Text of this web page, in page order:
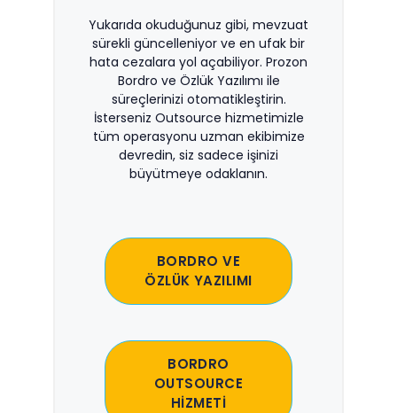
Yukarıda okuduğunuz gibi, mevzuat
sürekli güncelleniyor ve en ufak bir
hata cezalara yol açabiliyor. Prozon
Bordro ve Özlük Yazılımı ile
süreçlerinizi otomatikleştirin.
İsterseniz Outsource hizmetimizle
tüm operasyonu uzman ekibimize
devredin, siz sadece işinizi
büyütmeye odaklanın.
BORDRO VE
ÖZLÜK YAZILIMI
BORDRO
OUTSOURCE
HİZMETİ